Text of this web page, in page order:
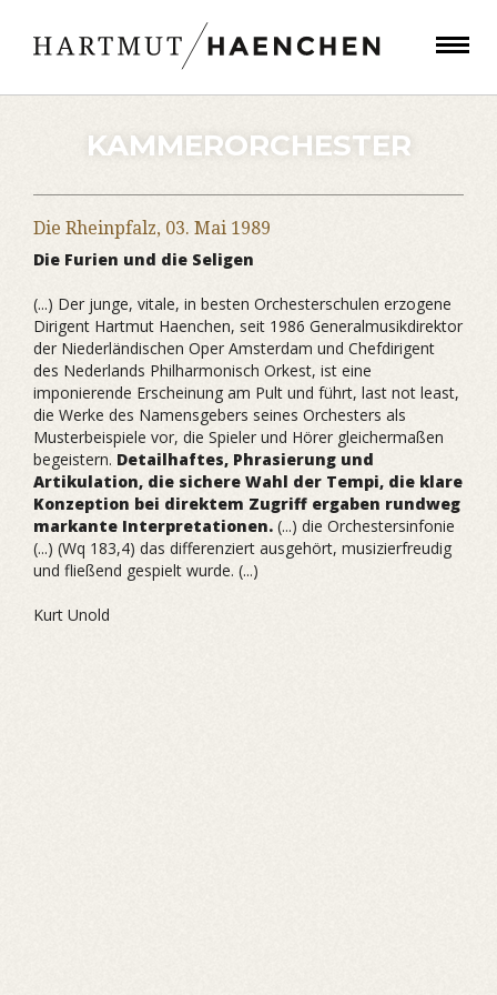
KAMMERORCHESTER
Die Rheinpfalz, 03. Mai 1989
Die Furien und die Seligen
(...) Der junge, vitale, in besten Orchesterschulen erzogene
Dirigent Hartmut Haenchen, seit 1986 Generalmusikdirektor
der Niederländischen Oper Amsterdam und Chefdirigent
des Nederlands Philharmonisch Orkest, ist eine
imponierende Erscheinung am Pult und führt, last not least,
die Werke des Namensgebers seines Orchesters als
Musterbeispiele vor, die Spieler und Hörer gleichermaßen
begeistern. Detailhaftes, Phrasierung und
Artikulation, die sichere Wahl der Tempi, die klare
Konzeption bei direktem Zugriff ergaben rundweg
markante Interpretationen. (...) die Orchestersinfonie
(...) (Wq 183,4) das differenziert ausgehört, musizierfreudig
und fließend gespielt wurde. (...)
Kurt Unold